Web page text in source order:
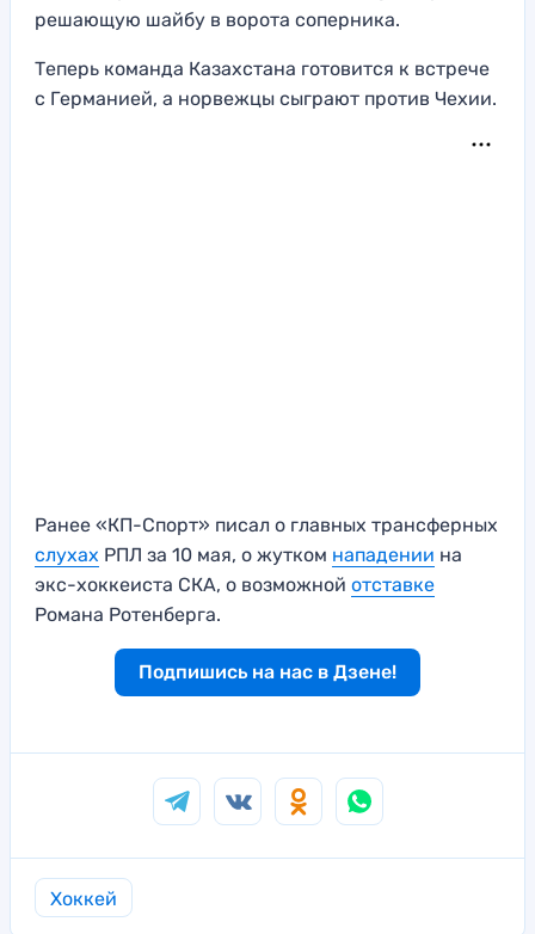
решающую шайбу в ворота соперника.
Теперь команда Казахстана готовится к встрече
с Германией, а норвежцы сыграют против Чехии.
Ранее «КП-Спорт» писал о главных трансферных
слухах РПЛ за 10 мая, о жутком нападении на
экс-хоккеиста СКА, о возможной отставке
Романа Ротенберга.
Подпишись на нас в Дзене!
Хоккей